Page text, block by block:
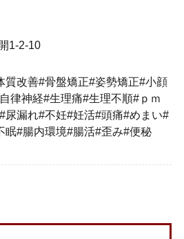
1-2-10
質改善#骨盤矯正#姿勢矯正#小顔
律神経#生理痛#生理不順#ｐｍ
尿漏れ#不妊#妊活#頭痛#めまい#
眠#腸内環境#腸活#歪み#便秘